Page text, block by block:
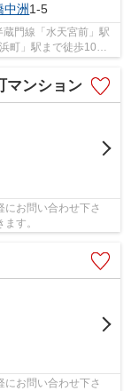
中洲1-5
門線「水天宮前」駅
町」駅まで徒歩10分
...
マンション
お問い合わせ下さ
す。
お問い合わせ下さ